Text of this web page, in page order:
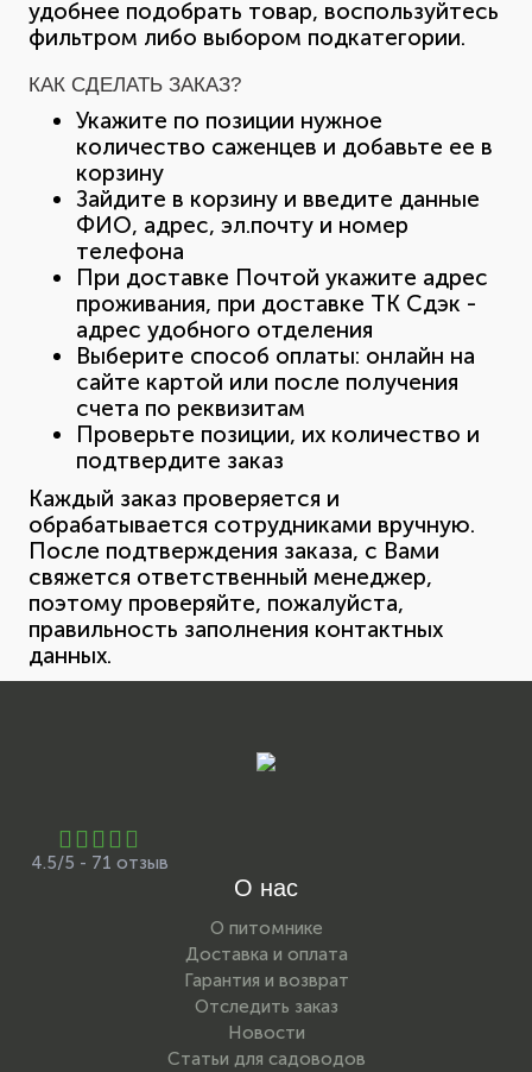
удобнее подобрать товар, воспользуйтесь
фильтром либо выбором подкатегории.
КАК СДЕЛАТЬ ЗАКАЗ?
Укажите по позиции нужное
количество саженцев и добавьте ее в
корзину
Зайдите в корзину и введите данные
ФИО, адрес, эл.почту и номер
телефона
При доставке Почтой укажите адрес
проживания, при доставке ТК Сдэк -
адрес удобного отделения
Выберите способ оплаты: онлайн на
сайте картой или после получения
счета по реквизитам
Проверьте позиции, их количество и
подтвердите заказ
Каждый заказ проверяется и
обрабатывается сотрудниками вручную.
После подтверждения заказа, с Вами
свяжется ответственный менеджер,
поэтому проверяйте, пожалуйста,
правильность заполнения контактных
данных.
4.5/5 - 71 отзыв
О нас
О питомнике
Доставка и оплата
Гарантия и возврат
Отследить заказ
Новости
Статьи для садоводов